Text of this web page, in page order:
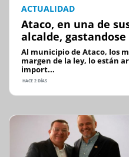
ACTUALIDAD
Ataco, en una de
alcalde, gastandose
Al municipio de Ataco, los
margen de la ley, lo están
import...
HACE 2 DÍAS